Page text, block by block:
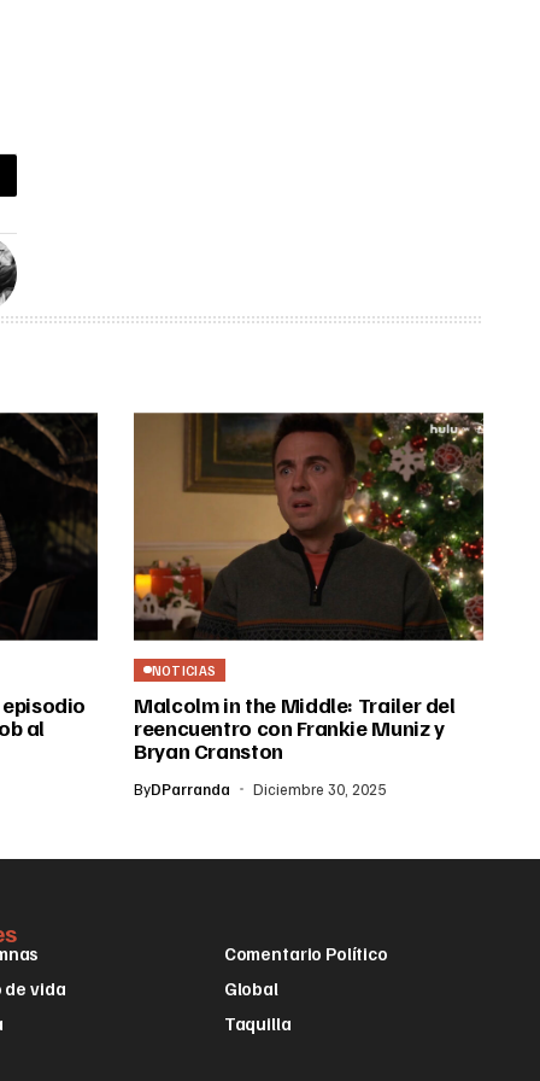
al
NOTICIAS
Malcolm in the Middle: Trailer del
reencuentro con Frankie Muniz y
Bryan Cranston
ByDParranda Diciembre 30, 2025
Comentario Político
de vida
Global
Taquilla